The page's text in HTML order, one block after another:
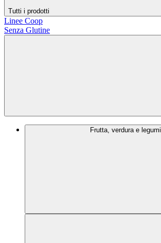
Tutti i prodotti
Linee Coop
Senza Glutine
Frutta, verdura e legumi